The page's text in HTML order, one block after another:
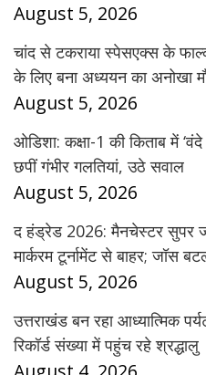
August 5, 2026
चांद से टकराया स्पेसएक्स के
के लिए बना अध्ययन का अनोखा
August 5, 2026
ओडिशा: कक्षा-1 की किताब में
छपीं गंभीर गलतियां, उठे सवाल
August 5, 2026
द हंड्रेड 2026: मैनचेस्टर सुपर
मार्करम टूर्नामेंट से बाहर; जॉस
August 5, 2026
उत्तराखंड बन रहा आध्यात्मिक
रिकॉर्ड संख्या में पहुंच रहे श्रद्धालु